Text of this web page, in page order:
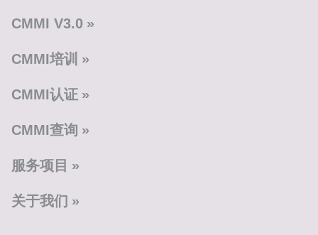
CMMI V3.0
CMMI培训
CMMI认证
CMMI查询
服务项目
关于我们